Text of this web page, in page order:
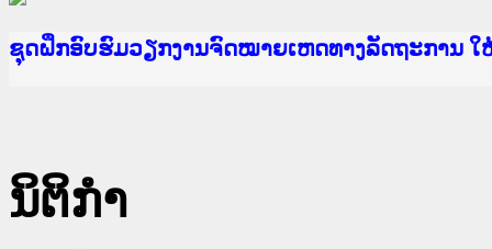
Ministry of Justice Lao PDR
ເຜີຍແຜ່ວັບໄຊຈົດໝາຍເຫດທາງລັດຖະການ ແລະ ແອັ
ກະຊວງຍຸຕິທຳ
ຊຸດຝຶກອົບຮົມວຽກງານຈົດໝາຍເຫດທາງລັດຖະການ
ກອງປະຊຸມທົບທວນຄືນການຈັດຕັ້ງປະຕິບັດວຽກງານຈົ
ຝຶກອົບຮົມ ຜູ່ປະສານງານວຽກງານຈົດໝາຍເຫດທາງລັ
ຝຶກອົບຮົມ ຜູ່ປະສານງານວຽກງານຈົດໝາຍເຫດທາງລັ
ເຜີຍແຜ່ແອັບກົດໝາຍລາວ ແລະ ເວັບໄຊຈົດໝາຍເຫດ
ເຜີຍແຜ່ແອັບກົດໝາຍລາວ ແລະ ເວັບໄຊຈົດໝາຍເຫດ
ຍົກລະດັບວຽກງານຈົດໝາຍເຫດທາງລັດຖະການໃຫ້ຜູ້
ຊຸດຝຶກອົບຮົມວຽກງານຈົດໝາຍເຫດທາງລັດຖະການ ໃ
ນິຕິກໍາ